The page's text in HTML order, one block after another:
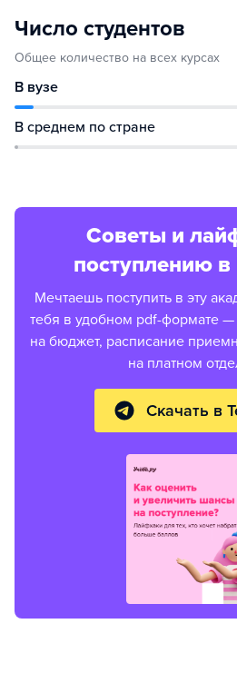
Число студентов
Общее количество на всех курсах
В вузе
В среднем по стране
Советы и
поступлению
Мечтаешь поступить в эту
тебя в удобном pdf-формате —
на бюджет, расписание
на платном
Скачать в